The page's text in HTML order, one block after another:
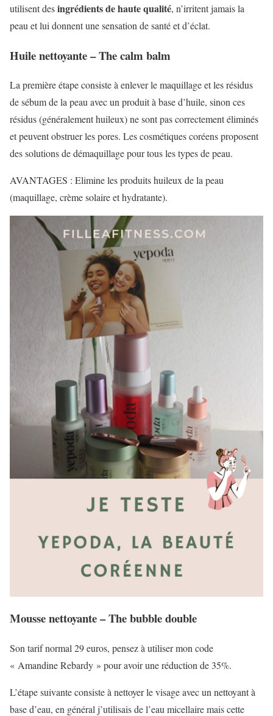
utilisent desingrédients de haute qualité, n’irritent jamais la
peau et lui donnent une sensation de santé et d’éclat.
Huile nettoyante – The calm balm
La première étape consiste à enlever le maquillage et les résidus
de sébum de la peau avec un produit à base d’huile, sinon ces
résidus (généralement huileux) ne sont pas correctement éliminés
et peuvent obstruer les pores. Les cosmétiques coréens proposent
des solutions de démaquillage pour tous les types de peau.
AVANTAGES : Elimine les produits huileux de la peau
(maquillage, crème solaire et hydratante).
Mousse nettoyante – The bubble double
Son tarif normal 29 euros, pensez à utiliser mon code
« Amandine Rebardy » pour avoir une réduction de 35%.
L’étape suivante consiste à nettoyer le visage avec un nettoyant à
base d’eau, en général j’utilisais de l’eau micellaire mais cette